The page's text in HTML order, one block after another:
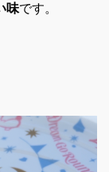
味です。